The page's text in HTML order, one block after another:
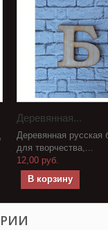
Деревянная...
Деревянная русская
для творчества,...
12,00 руб.
В корзину